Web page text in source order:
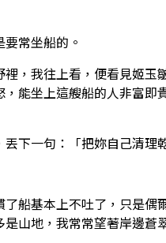
常坐船的。
，我往上看，便看見姬玉
能坐上這艘船的人非富即
下一句：「把妳自己清理
船基本上不吐了，只是偶
山地，我常常望著岸邊蒼